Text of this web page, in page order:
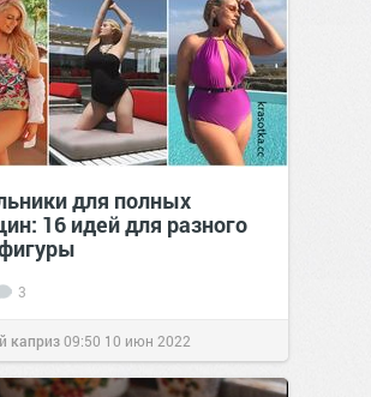
для полных
16 идей для разного
3
каприз09:50 10 июн 2022